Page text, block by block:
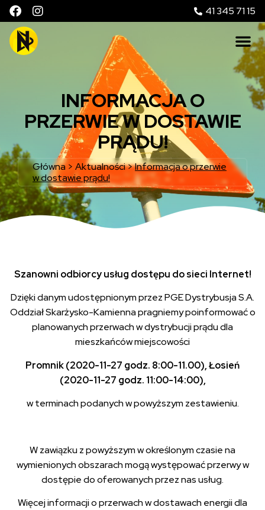
41 345 71 15
INFORMACJA O
PRZERWIE W DOSTAWIE
PRĄDU!
Główna> Aktualności>Informacja o przerwie
w dostawie prądu!
Szanowni odbiorcy usług dostępu do sieci Internet!
Dzięki danym udostępnionym przez PGE Dystrybusja S.A.
Oddział Skarżysko-Kamienna pragniemy poinformować o
planowanych przerwach w dystrybucji prądu dla
mieszkańców miejscowości
Promnik (2020-11-27 godz. 8:00-11.00), Łosień
(2020-11-27 godz. 11:00-14:00),
w terminach podanych w powyższym zestawieniu.
W zawiązku z powyższym w określonym czasie na
wymienionych obszarach mogą występować przerwy w
dostępie do oferowanych przez nas usług.
Więcej informacji o przerwach w dostawach energii dla